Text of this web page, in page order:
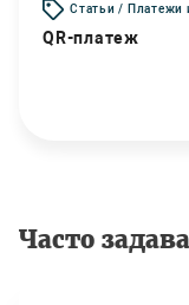
Статьи / Платежи
QR-платеж
Часто